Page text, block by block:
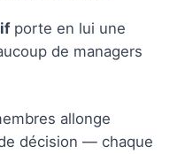
porte en lui une
de managers
allonge
décision — chaque